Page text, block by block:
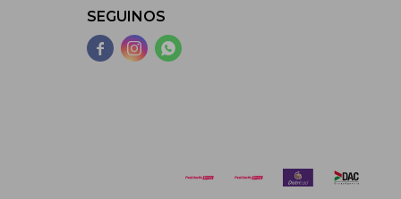
SEGUINOS
  